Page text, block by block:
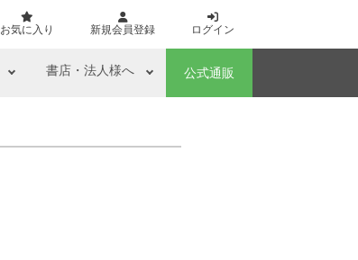
お気に入り 新規会員登録 ログイン
書店・法人様へ 公式通販